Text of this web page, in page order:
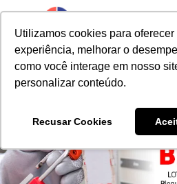
Utilizamos cookies para oferecer
experiência, melhorar o
como você interage em nosso
personalizar conteúdo.
Recusar Cookies